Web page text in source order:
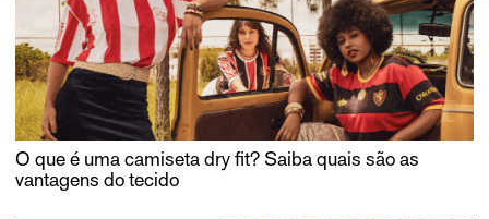
O que é uma camiseta dry fit? Saiba quais são as
vantagens do tecido